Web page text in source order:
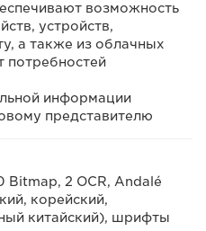
возможность
устройств,
а также из облачных
потребностей
информации
представителю
Bitmap, 2 OCR, Andalé
корейский,
китайский), шрифты